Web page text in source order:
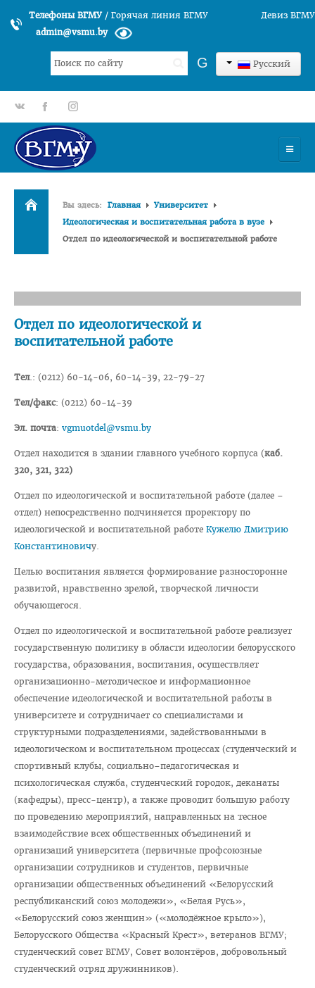
Телефоны ВГМУ/ Горячая линия ВГМУ
Девиз ВГМУ
admin@vsmu.by
Русский
Искать... G
gp fb tt
УНИВЕРСИТЕТ
История университета
Структура ВГМУ
Факультеты
Педиатрический факультет
Кафедры
Подразделения
Идеологическая и воспитательная работа в вузе
Герои Беларуси
Отдел по идеологической и воспитательной работе
Студенческий клуб
Спортивный клуб
Кураторы
2025 год — Год благоустройства
Год качества
Год мира и созидания
Великая Победа
Год исторической памяти
Я - грамадзянiн Беларусi
Единый день голосования
Навстречу референдуму
Вы здесь: Главная
Университет
Идеологическая и воспитательная работа в вузе
Отдел по идеологической и воспитательной работе
Отдел по идеологической и
воспитательной работе
Тел.: (0212) 60-14-06, 60-14-39, 22-79-27
Тел/факс: (0212) 60-14-39
Эл. почта: vgmuotdel@vsmu.by
Отдел находится в здании главного учебного корпуса (каб.
320, 321, 322)
Отдел по идеологической и воспитательной работе (далее –
отдел) непосредственно подчиняется проректору по
идеологической и воспитательной работе Кужелю Дмитрию
Константиновичу.
Целью воспитания является формирование разносторонне
развитой, нравственно зрелой, творческой личности
обучающегося.
Отдел по идеологической и воспитательной работе реализует
государственную политику в области идеологии белорусского
государства, образования, воспитания, осуществляет
организационно-методическое и информационное
обеспечение идеологической и воспитательной работы в
университете и сотрудничает со специалистами и
структурными подразделениями, задействованными в
идеологическом и воспитательном процессах (студенческий и
спортивный клубы, социально–педагогическая и
психологическая служба, студенческий городок, деканаты
(кафедры), пресс-центр), а также проводит большую работу
по проведению мероприятий, направленных на тесное
взаимодействие всех общественных объединений и
организаций университета (первичные профсоюзные
организации сотрудников и студентов, первичные
организации общественных объединений «Белорусский
республиканский союз молодежи», «Белая Русь»,
«Белорусский союз женщин» («молодёжное крыло»),
Белорусского Общества «Красный Крест», ветеранов ВГМУ;
студенческий совет ВГМУ, Совет волонтёров, добровольный
студенческий отряд дружинников).